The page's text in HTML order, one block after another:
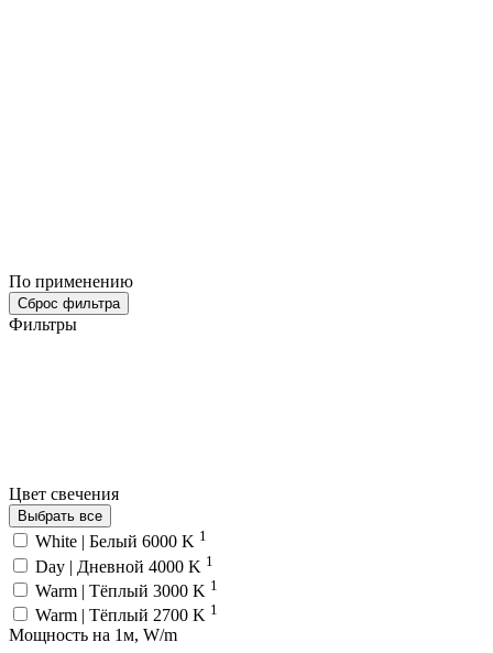
По применению
Сброс фильтра
Фильтры
Цвет свечения
Выбрать все
White | Белый 6000 K 1
Day | Дневной 4000 K 1
Warm | Тёплый 3000 K 1
Warm | Тёплый 2700 K 1
Мощность на 1м, W/m